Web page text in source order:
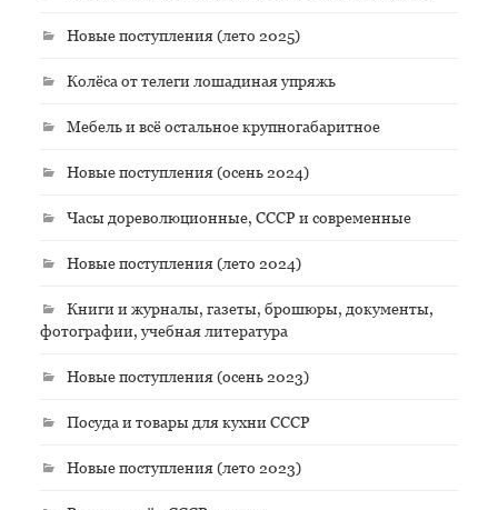
Новые поступления (лето 2025)
Колёса от телеги лошадиная упряжь
Мебель и всё остальное крупногабаритное
Новые поступления (осень 2024)
Часы дореволюционные, СССР и современные
Новые поступления (лето 2024)
Книги и журналы, газеты, брошюры, документы,
фотографии, учебная литература
Новые поступления (осень 2023)
Посуда и товары для кухни СССР
Новые поступления (лето 2023)